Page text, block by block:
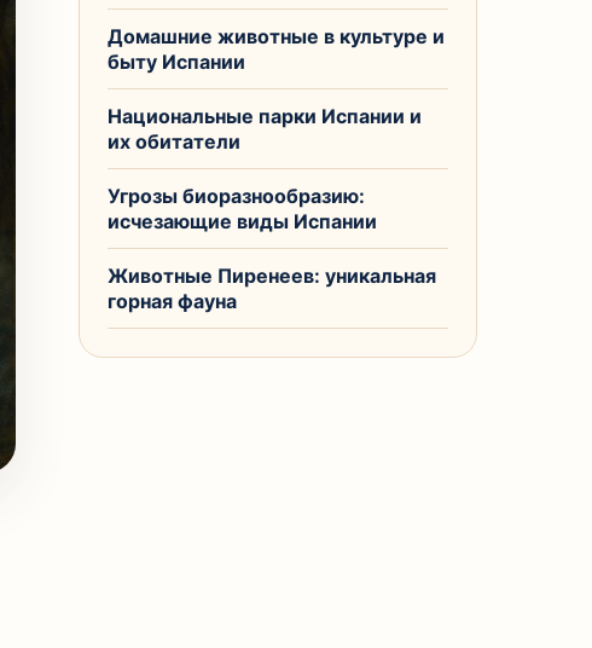
Домашние животные в культуре и
быту Испании
Национальные парки Испании и
их обитатели
Угрозы биоразнообразию:
исчезающие виды Испании
Животные Пиренеев: уникальная
горная фауна